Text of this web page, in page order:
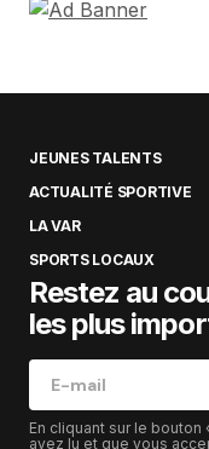
JEUNES TALENTS
ACTUALITÉ SPORTIVE
LA VAR
SPORTS LOCAUX
Restez au
les plus
En cliquant sur le
avez lu et que vous